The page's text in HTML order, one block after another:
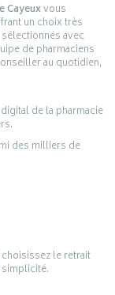
Cayeuxvous
un choix très
avec
de pharmaciens
au quotidien,
de la pharmacie
des milliers de
le retrait